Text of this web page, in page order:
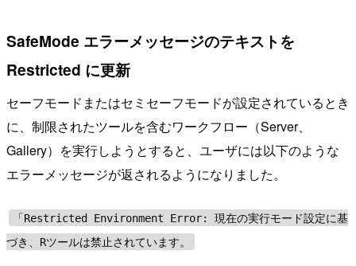
SafeMode エラーメッセージのテキストを
Restricted に更新
セーフモードまたはセミセーフモードが設定されているとき
に、制限されたツールを含むワークフロー（Server、
Gallery）を実行しようとすると、ユーザには以下のような
エラーメッセージが返されるようになりました。
「Restricted Environment Error: 現在の実行モード設定に基
づき、Rツールは禁止されています。